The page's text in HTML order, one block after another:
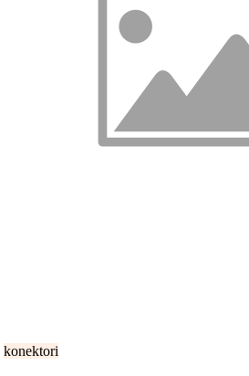
konektori